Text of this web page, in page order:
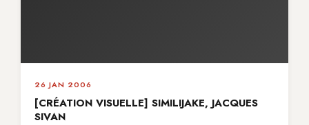
26 JAN 2006
[CRÉATION VISUELLE] SIMILIJAKE, JACQUES
SIVAN